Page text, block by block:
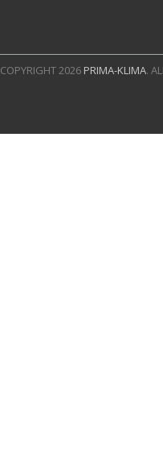
COPYRIGHT 2026 PRIMA-KLIMA.